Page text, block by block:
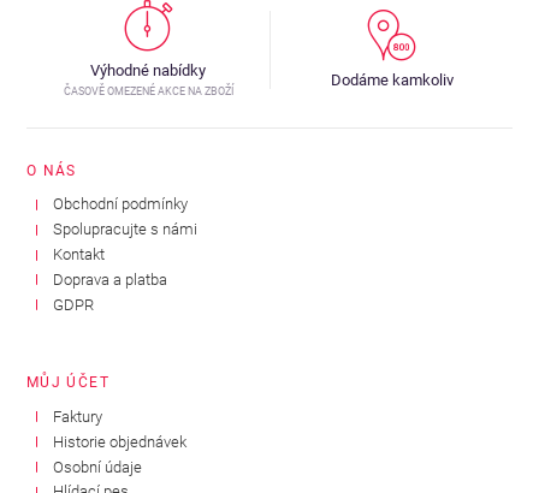
Výhodné nabídky
ČASOVĚ OMEZENÉ AKCE NA ZBOŽÍ
Dodáme kamkoliv
O NÁS
Obchodní podmínky
Spolupracujte s námi
Kontakt
Doprava a platba
GDPR
MŮJ ÚČET
Faktury
Historie objednávek
Osobní údaje